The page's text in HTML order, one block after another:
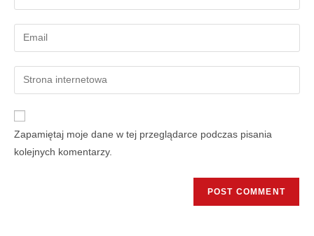
Zapamiętaj moje dane w tej przeglądarce podczas pisania
kolejnych komentarzy.